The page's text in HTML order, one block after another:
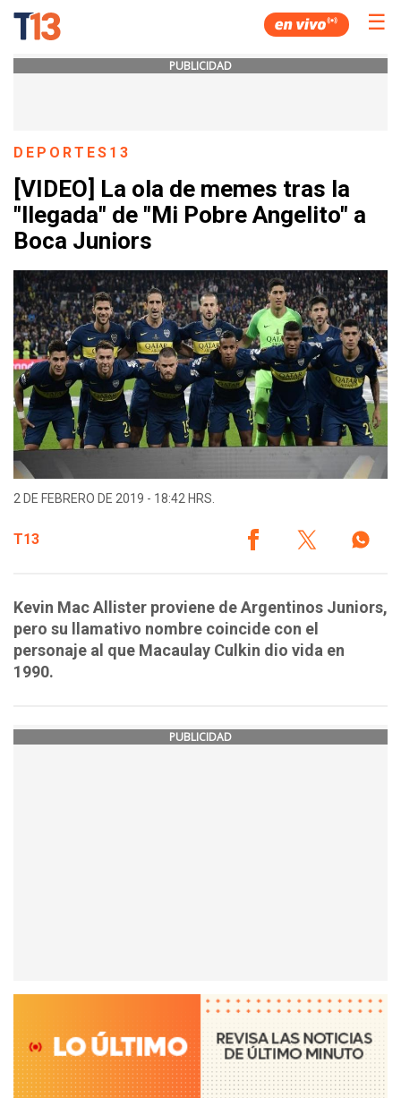
☰
PUBLICIDAD
DEPORTES13
[VIDEO] La ola de memes tras la
"llegada" de "Mi Pobre Angelito" a
Boca Juniors
2 DE FEBRERO DE 2019 - 18:42 HRS.
T13
Kevin Mac Allister proviene de Argentinos Juniors,
pero su llamativo nombre coincide con el
personaje al que Macaulay Culkin dio vida en
1990.
PUBLICIDAD